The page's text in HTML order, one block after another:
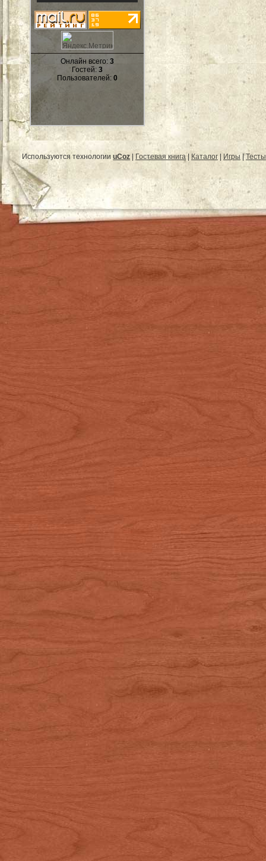
Онлайн всего: 3
Гостей: 3
Пользователей: 0
Используются технологии uCoz Гостевая книга| Каталог Игры |Тесты